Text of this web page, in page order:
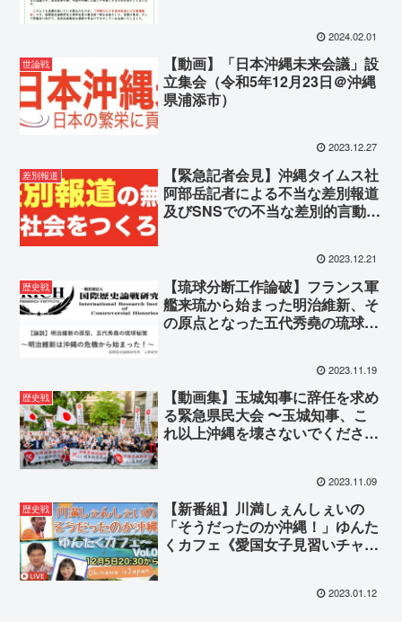
2024.02.01
世論戦
【動画】「日本沖縄未来会議」設
立集会（令和5年12月23日＠沖縄
県浦添市）
2023.12.27
差別報道
【緊急記者会見】沖縄タイムス社
阿部岳記者による不当な差別報道
及びSNSでの不当な差別的言動
2023.12.21
歴史戦
【琉球分断工作論破】フランス軍
艦来琉から始まった明治維新、そ
の原点となった五代秀堯の琉球秘
2023.11.19
歴史戦
【動画集】玉城知事に辞任を求め
る緊急県民大会 〜玉城知事、こ
れ以上沖縄を壊さないでくださ
2023.11.09
歴史戦
【新番組】川満しぇんしぇいの
「そうだったのか沖縄！」ゆんた
くカフェ《愛国女子見習いチャン
2023.01.12